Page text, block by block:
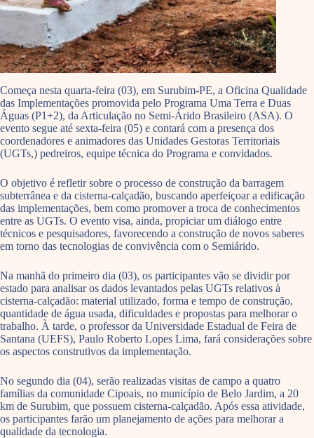
Começa nesta quarta-feira (03), em Surubim-PE, a Oficina Qualidade
das Implementações promovida pelo Programa Uma Terra e Duas
Águas (P1+2), da Articulação no Semi-Árido Brasileiro (ASA). O
evento segue até sexta-feira (05) e contará com a presença dos
coordenadores e animadores das Unidades Gestoras Territoriais
(UGTs,) pedreiros, equipe técnica do Programa e convidados.
O objetivo é refletir sobre o processo de construção da barragem
subterrânea e da cisterna-calçadão, buscando aperfeiçoar a edificação
das implementações, bem como promover a troca de conhecimentos
entre as UGTs. O evento visa, ainda, propiciar um diálogo entre
técnicos e pesquisadores, favorecendo a construção de novos saberes
em torno das tecnologias de convivência com o Semiárido.
Na manhã do primeiro dia (03), os participantes vão se dividir por
estado para analisar os dados levantados pelas UGTs relativos à
cisterna-calçadão: material utilizado, forma e tempo de construção,
quantidade de água usada, dificuldades e propostas para melhorar o
trabalho. À tarde, o professor da Universidade Estadual de Feira de
Santana (UEFS), Paulo Roberto Lopes Lima, fará considerações sobre
os aspectos construtivos da implementação.
No segundo dia (04), serão realizadas visitas de campo a quatro
famílias da comunidade Cipoais, no município de Belo Jardim, a 20
km de Surubim, que possuem cisterna-calçadão. Após essa atividade,
os participantes farão um planejamento de ações para melhorar a
qualidade da tecnologia.